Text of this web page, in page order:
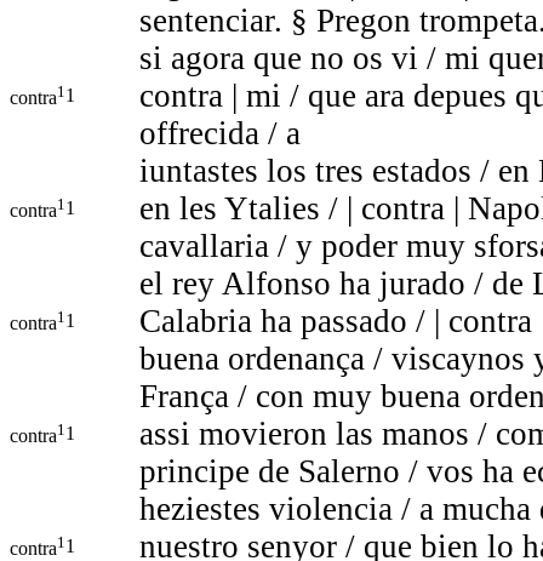
sentenciar. § Pregon
contra1 1
si agora que no os vi / mi
contra | mi / que ara depues
offrecida / a
contra1 1
iuntastes los tres estados /
en les Ytalies / | contra |
cavallaria / y poder muy
contra1 1
el rey Alfonso ha jurado / de
Calabria ha passado / |
buena ordenança / viscaynos
contra1 1
França / con muy buena
assi movieron las manos /
principe de Salerno / vos ha
contra1 1
heziestes violencia / a
nuestro senyor / que bien lo